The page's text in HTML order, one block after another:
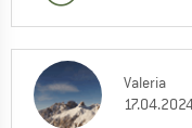
Valeria